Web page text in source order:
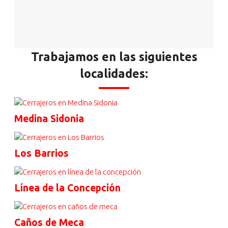
Trabajamos en las siguientes
localidades:
Medina Sidonia
Los Barrios
Línea de la Concepción
Caños de Meca